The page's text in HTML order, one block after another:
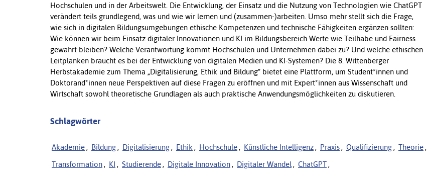
Hochschulen und in der Arbeitswelt. Die Entwicklung, der Einsatz und die Nutzung von Technologien wie ChatGPT
verändert teils grundlegend, was und wie wir lernen und (zusammen-)arbeiten. Umso mehr stellt sich die Frage,
wie sich in digitalen Bildungsumgebungen ethische Kompetenzen und technische Fähigkeiten ergänzen sollten:
Wie können wir beim Einsatz digitaler Innovationen und KI im Bildungsbereich Werte wie Teilhabe und Fairness
gewahrt bleiben? Welche Verantwortung kommt Hochschulen und Unternehmen dabei zu? Und welche ethischen
Leitplanken braucht es bei der Entwicklung von digitalen Medien und KI-Systemen? Die 8. Wittenberger
Herbstakademie zum Thema „Digitalisierung, Ethik und Bildung“ bietet eine Plattform, um Student*innen und
Doktorand*innen neue Perspektiven auf diese Fragen zu eröffnen und mit Expert*innen aus Wissenschaft und
Wirtschaft sowohl theoretische Grundlagen als auch praktische Anwendungsmöglichkeiten zu diskutieren.
Schlagwörter
Akademie , Bildung , Digitalisierung , Ethik , Hochschule , Künstliche Intelligenz , Praxis , Qualifizierung , Theorie ,
Transformation , KI , Studierende , Digitale Innovation , Digitaler Wandel , ChatGPT ,